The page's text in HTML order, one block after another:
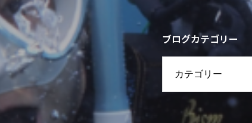
ブログカテゴリー